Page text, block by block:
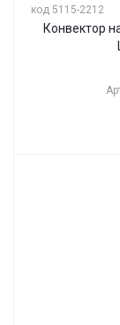
код 5115-2212
Конвектор